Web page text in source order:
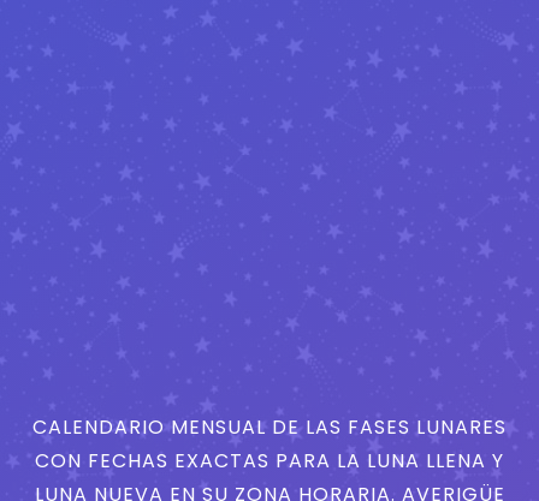
CALENDARIO MENSUAL DE LAS FASES LUNARES
CON FECHAS EXACTAS PARA LA LUNA LLENA Y
LUNA NUEVA EN SU ZONA HORARIA. AVERIGÜE